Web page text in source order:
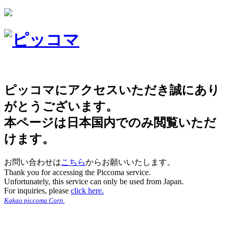
ピッコマにアクセスいただき誠にあり
がとうございます。
本ページは日本国内でのみ閲覧いただ
けます。
お問い合わせはこちらからお願いいたします。
Thank you for accessing the Piccoma service.
Unfortunately, this service can only be used from Japan.
For inquiries, please click here.
Kakao piccoma Corp.